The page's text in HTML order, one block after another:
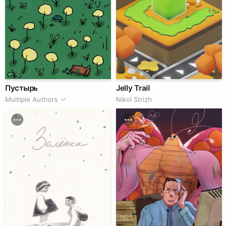
Пустырь
Multiple Authors
Jelly Trail
Nikol Strizh